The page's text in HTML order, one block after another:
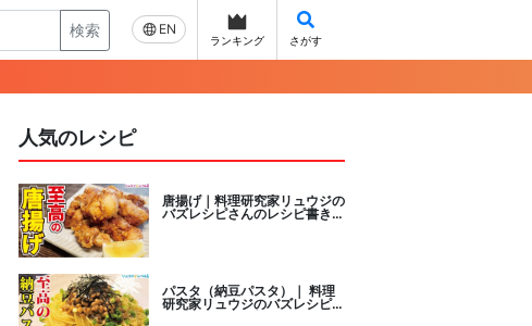
検索 EN
ランキング さがす
人気のレシピ
唐揚げ｜料理研究家リュウジの
バズレシピさんのレシピ書き起
パスタ（納豆パスタ）｜ 料理
研究家リュウジのバズレシピさ
んのレシピ書き起こし